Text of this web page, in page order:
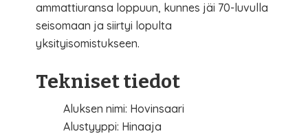
ammattiuransa loppuun, kunnes jäi 70-luvulla
seisomaan ja siirtyi lopulta
yksityisomistukseen.
Tekniset tiedot
Aluksen nimi: Hovinsaari
Alustyyppi: Hinaaja